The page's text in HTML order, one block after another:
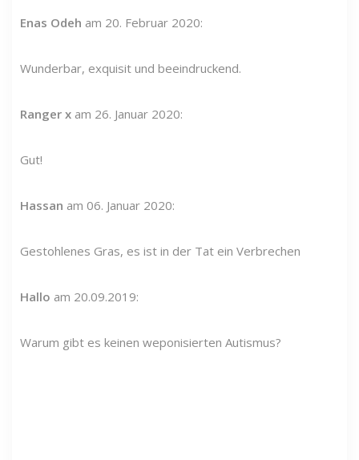
Enas Odeh am 20. Februar 2020:
Wunderbar, exquisit und beeindruckend.
Ranger x am 26. Januar 2020:
Gut!
Hassan am 06. Januar 2020:
Gestohlenes Gras, es ist in der Tat ein Verbrechen
Hallo am 20.09.2019:
Warum gibt es keinen weponisierten Autismus?